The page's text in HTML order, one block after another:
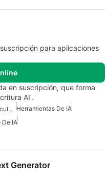
para aplicaciones
en suscripción, que forma
AI'.
Herramientas De Escritura De Artículos De IA Herramientas De IA
De IA
Generator